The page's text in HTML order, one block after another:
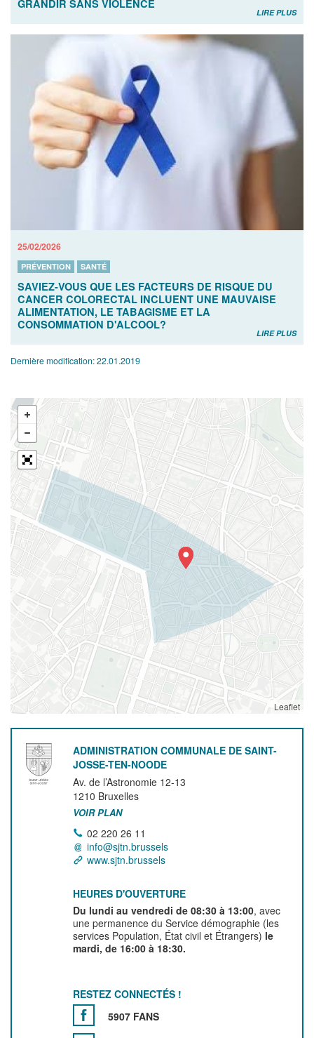
GRANDIR SANS VIOLENCE
LIRE PLUS
25/02/2026
PRÉVENTION SANTÉ
SAVIEZ-VOUS QUE LES FACTEURS DE RISQUE DU
CANCER COLORECTAL INCLUENT UNE MAUVAISE
ALIMENTATION, LE TABAGISME ET LA
CONSOMMATION D'ALCOOL?
LIRE PLUS
Dernière modification:22.01.2019
Leaflet
ADMINISTRATION COMMUNALE DE SAINT-
JOSSE-TEN-NOODE
Av. de l’Astronomie 12-13
1210 Bruxelles
VOIR PLAN
02 220 26 11
info@sjtn.brussels
www.sjtn.brussels
HEURES D'OUVERTURE
Du lundi au vendredi de 08:30 à 13:00, avec
une permanence du Service démographie (les
services Population, État civil et Étrangers) le
mardi, de 16:00 à 18:30.
RESTEZ CONNECTÉS !
5907 FANS